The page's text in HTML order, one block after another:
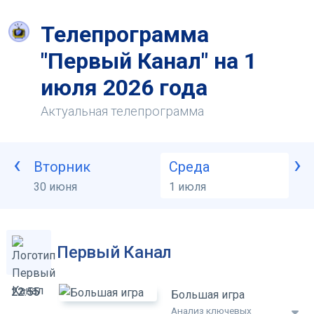
Телепрограмма
"Первый Канал" на 1
июля 2026 года
Актуальная телепрограмма
Вторник
30 июня
Среда
1 июля
‹ ›
Первый Канал
22:55 Большая игра
Анализ ключевых